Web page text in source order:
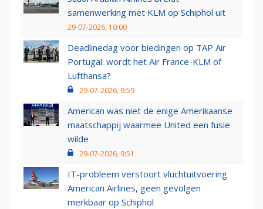
samenwerking met KLM op Schiphol uit
29-07-2026, 10:00
Deadlinedag voor biedingen op TAP Air
Portugal: wordt het Air France-KLM of
Lufthansa?
29-07-2026, 9:59
American was niet de enige Amerikaanse
maatschappij waarmee United een fusie
wilde
29-07-2026, 9:51
IT-probleem verstoort vluchtuitvoering
American Airlines, geen gevolgen
merkbaar op Schiphol